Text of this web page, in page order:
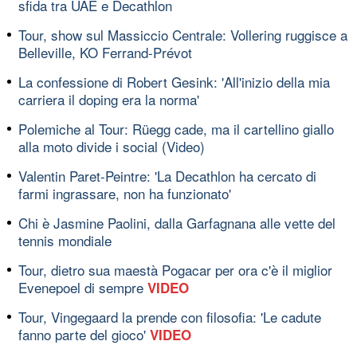
sfida tra UAE e Decathlon
Tour, show sul Massiccio Centrale: Vollering ruggisce a
Belleville, KO Ferrand-Prévot
La confessione di Robert Gesink: 'All'inizio della mia
carriera il doping era la norma'
Polemiche al Tour: Rüegg cade, ma il cartellino giallo
alla moto divide i social (Video)
Valentin Paret-Peintre: 'La Decathlon ha cercato di
farmi ingrassare, non ha funzionato'
Chi è Jasmine Paolini, dalla Garfagnana alle vette del
tennis mondiale
Tour, dietro sua maestà Pogacar per ora c'è il miglior
Evenepoel di sempre VIDEO
Tour, Vingegaard la prende con filosofia: 'Le cadute
fanno parte del gioco' VIDEO